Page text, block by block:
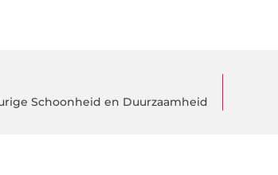
Schoonheid en Duurzaamheid